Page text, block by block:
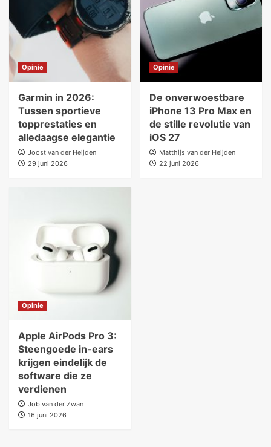
Opinie
Garmin in 2026:
Tussen sportieve
topprestaties en
alledaagse elegantie
Joost van der Heijden
29 juni 2026
Opinie
De onverwoestbare
iPhone 13 Pro Max en
de stille revolutie van
iOS 27
Matthijs van der Heijden
22 juni 2026
Opinie
Apple AirPods Pro 3:
Steengoede in-ears
krijgen eindelijk de
software die ze
verdienen
Job van der Zwan
16 juni 2026